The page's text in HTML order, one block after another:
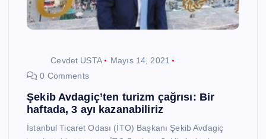
Cevdet USTA
Mayıs 14, 2021
0 Comments
Şekib Avdagiç’ten turizm çağrısı: Bir
haftada, 3 ayı kazanabiliriz
İstanbul Ticaret Odası (İTO) Başkanı Şekib Avdagiç